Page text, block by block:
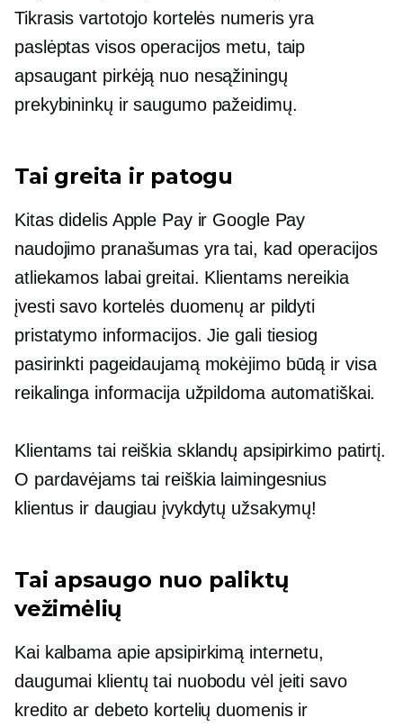
Tikrasis vartotojo kortelės numeris yra
paslėptas visos operacijos metu, taip
apsaugant pirkėją nuo nesąžiningų
prekybininkų ir saugumo pažeidimų.
Tai greita ir patogu
Kitas didelis Apple Pay ir Google Pay
naudojimo pranašumas yra tai, kad operacijos
atliekamos labai greitai. Klientams nereikia
įvesti savo kortelės duomenų ar pildyti
pristatymo informacijos. Jie gali tiesiog
pasirinkti pageidaujamą mokėjimo būdą ir visa
reikalinga informacija užpildoma automatiškai.
Klientams tai reiškia sklandų apsipirkimo patirtį.
O pardavėjams tai reiškia laimingesnius
klientus ir daugiau įvykdytų užsakymų!
Tai apsaugo nuo paliktų
vežimėlių
Kai kalbama apie apsipirkimą internetu,
daugumai klientų tai nuoboduvėl įeiti savo
kredito ar debeto kortelių duomenis ir